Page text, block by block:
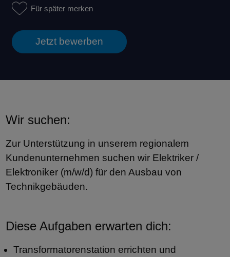
Für später merken
Jetzt bewerben
Wir suchen:
Zur Unterstützung in unserem regionalem
Kundenunternehmen suchen wir Elektriker /
Elektroniker (m/w/d) für den Ausbau von
Technikgebäuden.
Diese Aufgaben erwarten dich:
Transformatorenstation errichten und